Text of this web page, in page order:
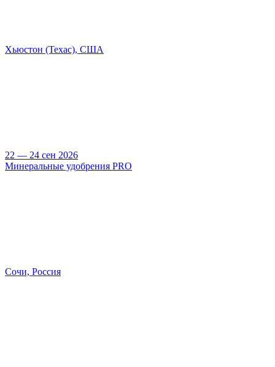
Хьюстон (Техас), США
22 — 24 сен 2026
Минеральные удобрения PRO
Сочи, Россия